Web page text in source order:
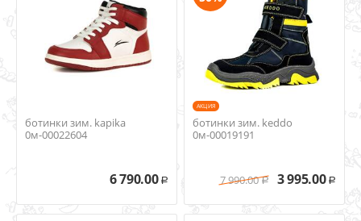
ботинки зим. kapika
0м-00022604
6 790.00 Р
AКЦИЯ
ботинки зим. keddo
0м-00019191
7 990.00 Р 3 995.00 Р